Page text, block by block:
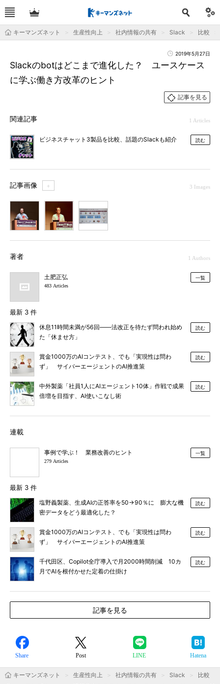
キーマンズネット 生産性向上 社内情報の共有 Slack 比較
2019年5月27日
Slackのbotはどこまで進化した？ ユースケース
に学ぶ働き方改革のヒント
記事を見る
関連記事 1 Articles
ビジネスチャット3製品を比較、話題のSlackも紹介 読む
記事画像 ＋ 3 Images
著者 1 Authors
土肥正弘
483 Articles
一覧
最新 3 件
休息11時間未満が56回――法改正を待たず問われ始め
た「休ませ方」
読む
賞金1000万のAIコンテスト、でも「実現性は問わ
ず」 サイバーエージェントのAI推進策
読む
中外製薬「社員1人にAIエージェント10体」作戦で成果
倍増を目指す、AI使いこなし術
読む
連載
事例で学ぶ！ 業務改善のヒント
279 Articles
一覧
最新 3 件
塩野義製薬、生成AIの正答率を50→90％に 膨大な機
密データをどう最適化した？
読む
賞金1000万のAIコンテスト、でも「実現性は問わ
ず」 サイバーエージェントのAI推進策
読む
千代田区、Copilot全庁導入で月2000時間削減 10カ
月でAIを根付かせた定着の仕掛け
読む
記事を見る
Share Post LINE Hatena
キーマンズネット 生産性向上 社内情報の共有 Slack
比較